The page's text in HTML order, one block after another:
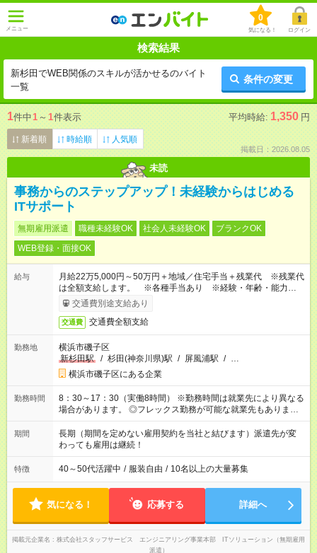
メニュー
0
気になる！ ログイン
検索結果
新杉田でWEB関係のスキルが活かせるのバイト
一覧
条件の変更
1件中1 ～ 1件表示 平均時給: 1,350 円
新着順 時給順 人気順
掲載日：2026.08.05
未読
事務からのステップアップ！未経験からはじめる
ITサポート
無期雇用派遣 職種未経験OK 社会人未経験OK
ブランクOK
WEB登録・面接OK
給与
月給22万5,000円～50万円＋地域／住宅手当＋残業代 ※残業代
は全額支給します。 ※各種手当あり ※経験・年齢・能力等を
考慮して加給・優遇します。
交通費別途支給あり
交通費 交通費全額支給
勤務地
横浜市磯子区
新杉田駅
/ 杉田(神奈川県)駅 / 屏風浦駅 / …
横浜市磯子区にある企業
勤務時間
8：30～17：30（実働8時間） ※勤務時間は就業先により異なる
場合があります。 ◎フレックス勤務が可能な就業先もありま
す。 ◎今よりもさらに働きやすい環境をつくるべく、 働き方
改革に全社をあげて取り組んでいます。
期間
長期（期間を定めない雇用契約を当社と結びます）派遣先が変
わっても雇用は継続！
特徴 40～50代活躍中 / 服装自由 / 10名以上の大量募集
気になる！ 応募する 詳細へ
掲載元企業名
株式会社スタッフサービス エンジニアリング事業本部 ITソリューション（無期雇用
派遣）